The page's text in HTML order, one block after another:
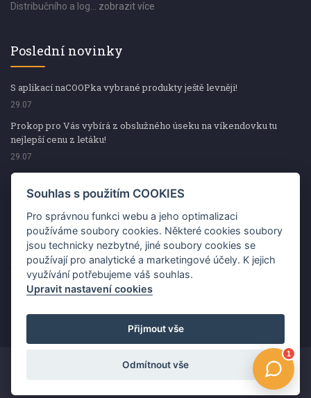
Distribučního a log... zobrazit více
Poslední novinky
S aplikací naCOOPka vybrané produkty ještě levněji!
29.07
Prokop pro Vás vybírá z obslužného úseku na víkendovku tu
nejlepší cenu z letáku!
29.07
Prokop pro Vás vybírá z obslužného úseku na víkendovku tu
nejlepší cenu z letáku!
Kup špekáčky od Váhaly a vyhraj s naCOOPkou sekerku Fiskars
29.07
Prokop pro Vás vybírá na víkendovku ty nejlepší ceny z letáku!
29.07
Copyright ©2026 Jednota, spotřební družstvo v Hodoníně
Souhlas s použitím COOKIES
Pro správnou funkci webu a jeho optimalizaci
používáme soubory cookies. Některé cookies soubory
jsou technicky nezbytné, jiné soubory cookies se
používají pro analytické a marketingové účely. K jejich
využívání potřebujeme váš souhlas.
Upravit nastavení cookies
Přijmout vše
Odmítnout vše